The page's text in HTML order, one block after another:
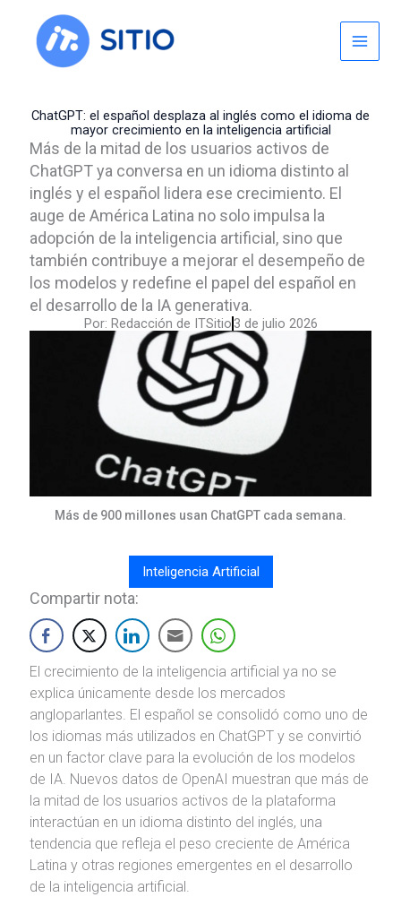
content
ChatGPT: el español desplaza al inglés como el idioma de
mayor crecimiento en la inteligencia artificial
Más de la mitad de los usuarios activos de
ChatGPT ya conversa en un idioma distinto al
inglés y el español lidera ese crecimiento. El
auge de América Latina no solo impulsa la
adopción de la inteligencia artificial, sino que
también contribuye a mejorar el desempeño de
los modelos y redefine el papel del español en
el desarrollo de la IA generativa.
Por: Redacción de ITSitio 3 de julio 2026
Más de 900 millones usan ChatGPT cada semana.
Inteligencia Artificial
Compartir nota:
El crecimiento de la inteligencia artificial ya no se
explica únicamente desde los mercados
angloparlantes. El español se consolidó como uno de
los idiomas más utilizados en ChatGPT y se convirtió
en un factor clave para la evolución de los modelos
de IA. Nuevos datos de OpenAI muestran que más de
la mitad de los usuarios activos de la plataforma
interactúan en un idioma distinto del inglés, una
tendencia que refleja el peso creciente de América
Latina y otras regiones emergentes en el desarrollo
de la inteligencia artificial.